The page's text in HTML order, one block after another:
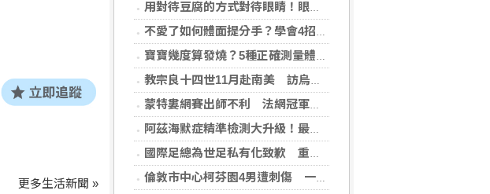
用對待豆腐的方式對待眼睛！眼科醫揭「4件事」絕不可以對眼睛做
不愛了如何體面提分手？學會4招重新看待分手：道歉、挽留都沒必要
寶寶幾度算發燒？5種正確測量體溫的方法：耳溫測量快、額溫快速便利
教宗良十四世11月赴南美 訪烏拉圭、阿根廷和秘魯
蒙特婁網賽出師不利 法網冠軍茲韋列夫輸荷蘭對手
阿茲海默症精準檢測大升級！最新血液生物標記檢測，不再只能靠「猜」
國際足總為世足私有化致歉 重申力挺主席英凡提諾
倫敦市中心柯芬園4男遭刺傷 一女涉持械攻擊被捕
更多生活新聞 »